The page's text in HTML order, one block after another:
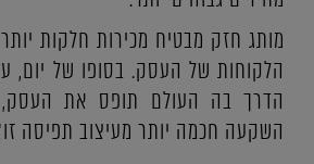
מותג חזק מבטיח מכירות חלקות
הלקוחות של העסק. בסופו של יום,
הדרך בה העולם תופס את העסק,
השקעה חכמה יותר מעיצוב תפיסה